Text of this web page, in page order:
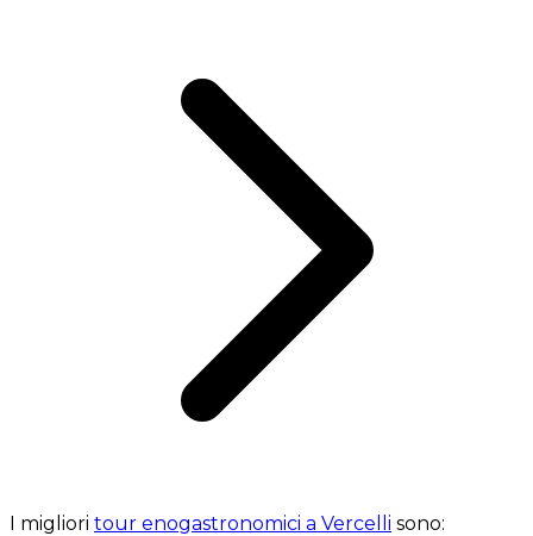
I migliori tour enogastronomici a Vercelli sono: